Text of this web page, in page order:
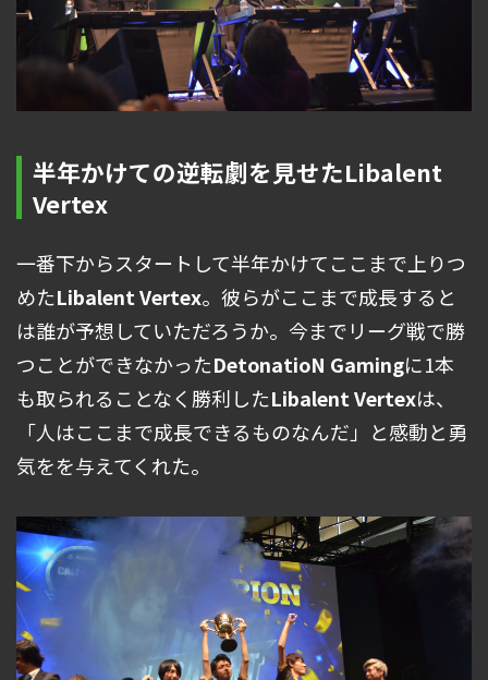
半年かけての逆転劇を見せたLibalent
Vertex
一番下からスタートして半年かけてここまで上りつ
めたLibalent Vertex。彼らがここまで成長すると
は誰が予想していただろうか。今までリーグ戦で勝
つことができなかったDetonatioN Gamingに1本
も取られることなく勝利したLibalent Vertexは、
「人はここまで成長できるものなんだ」と感動と勇
気をを与えてくれた。